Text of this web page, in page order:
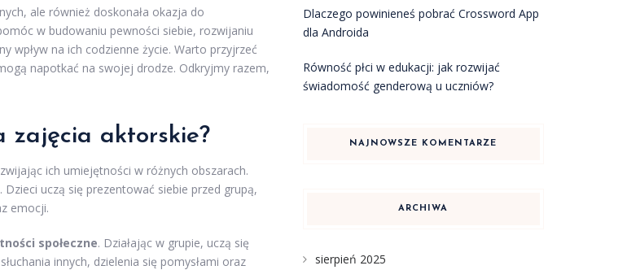
ale również doskonała okazja do
w budowaniu pewności siebie, rozwijaniu
wpływ na ich codzienne życie. Warto przyjrzeć
napotkać na swojej drodze. Odkryjmy razem,
zajęcia aktorskie?
ich umiejętności w różnych obszarach.
. Dzieci uczą się prezentować siebie przed grupą,
emocji.
społeczne. Działając w grupie, uczą się
innych, dzielenia się pomysłami oraz
Dlaczego powinieneś pobrać Crossword App
dla Androida
Równość płci w edukacji: jak rozwijać
świadomość genderową u uczniów?
NAJNOWSZE KOMENTARZE
ARCHIWA
sierpień 2025